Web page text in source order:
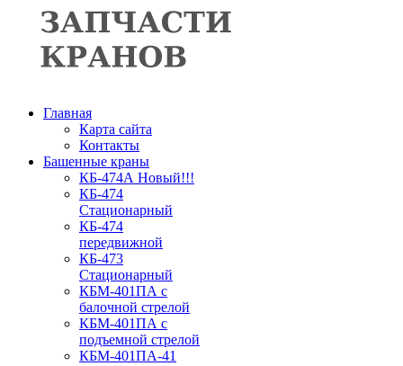
Главная
Карта сайта
Контакты
Башенные краны
КБ-474А Новый!!!
КБ-474
Стационарный
КБ-474
передвижной
КБ-473
Стационарный
КБМ-401ПА с
балочной стрелой
КБМ-401ПА с
подъемной стрелой
КБМ-401ПА-41